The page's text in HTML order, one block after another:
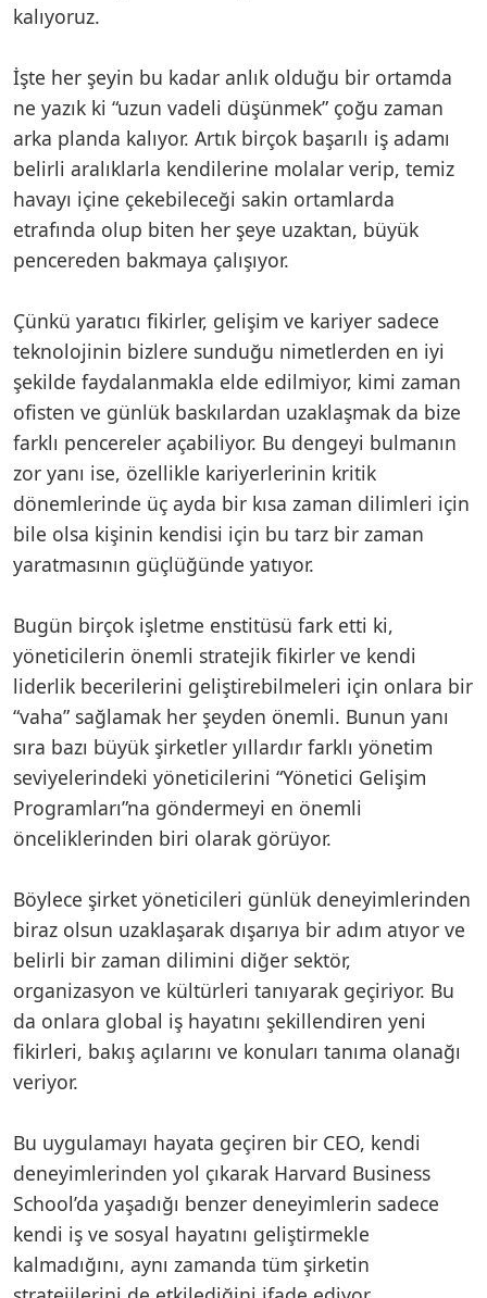
kalıyoruz.
İşte her şeyin bu kadar anlık olduğu bir ortamda
ne yazık ki “uzun vadeli düşünmek” çoğu zaman
arka planda kalıyor. Artık birçok başarılı iş adamı
belirli aralıklarla kendilerine molalar verip, temiz
havayı içine çekebileceği sakin ortamlarda
etrafında olup biten her şeye uzaktan, büyük
pencereden bakmaya çalışıyor.
Çünkü yaratıcı fikirler, gelişim ve kariyer sadece
teknolojinin bizlere sunduğu nimetlerden en iyi
şekilde faydalanmakla elde edilmiyor, kimi zaman
ofisten ve günlük baskılardan uzaklaşmak da bize
farklı pencereler açabiliyor. Bu dengeyi bulmanın
zor yanı ise, özellikle kariyerlerinin kritik
dönemlerinde üç ayda bir kısa zaman dilimleri için
bile olsa kişinin kendisi için bu tarz bir zaman
yaratmasının güçlüğünde yatıyor.
Bugün birçok işletme enstitüsü fark etti ki,
yöneticilerin önemli stratejik fikirler ve kendi
liderlik becerilerini geliştirebilmeleri için onlara bir
“vaha” sağlamak her şeyden önemli. Bunun yanı
sıra bazı büyük şirketler yıllardır farklı yönetim
seviyelerindeki yöneticilerini “Yönetici Gelişim
Programları”na göndermeyi en önemli
önceliklerinden biri olarak görüyor.
Böylece şirket yöneticileri günlük deneyimlerinden
biraz olsun uzaklaşarak dışarıya bir adım atıyor ve
belirli bir zaman dilimini diğer sektör,
organizasyon ve kültürleri tanıyarak geçiriyor. Bu
da onlara global iş hayatını şekillendiren yeni
fikirleri, bakış açılarını ve konuları tanıma olanağı
veriyor.
Bu uygulamayı hayata geçiren bir CEO, kendi
deneyimlerinden yol çıkarak Harvard Business
School’da yaşadığı benzer deneyimlerin sadece
kendi iş ve sosyal hayatını geliştirmekle
kalmadığını, aynı zamanda tüm şirketin